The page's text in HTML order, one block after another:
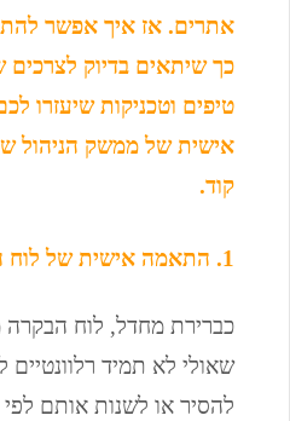
אתרים. אז איך אפשר
כך שיתאים בדיוק
טיפים וטכניקות שיעזרו
אישית של ממשק הניהול
קוד.
1. התאמה אישית של לוח הבקרה (Dashboard)
כברירת מחדל, לוח הבקרה
שאולי לא תמיד
להסיר או לשנות אותם